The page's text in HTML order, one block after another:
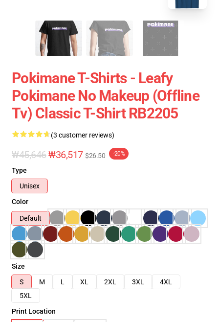
Pokimane T-Shirts - Leafy
Pokimane No Makeup (Offline
Tv) Classic T-Shirt RB2205
(3 customer reviews)
₩45,646₩36,517 $26.50 -20%
Type
Unisex
Color
Default
Size
S
M L XL 2XL 3XL
4XL
5XL
Print Location